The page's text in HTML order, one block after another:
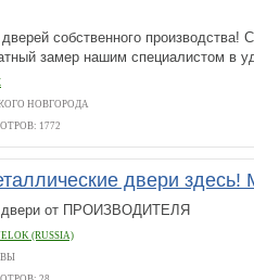
собственного производства!
замер нашим специалистом в
НОВГОРОДА
1772
двери
двери от ПРОИЗВОДИТЕЛЯ
(RUSSIA)